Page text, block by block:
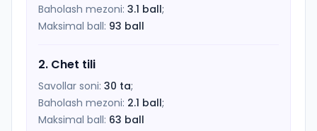
Baholash mezoni: 3.1 ball;
Maksimal ball: 93 ball
2. Chet tili
Savollar soni: 30 ta;
Baholash mezoni: 2.1 ball;
Maksimal ball: 63 ball